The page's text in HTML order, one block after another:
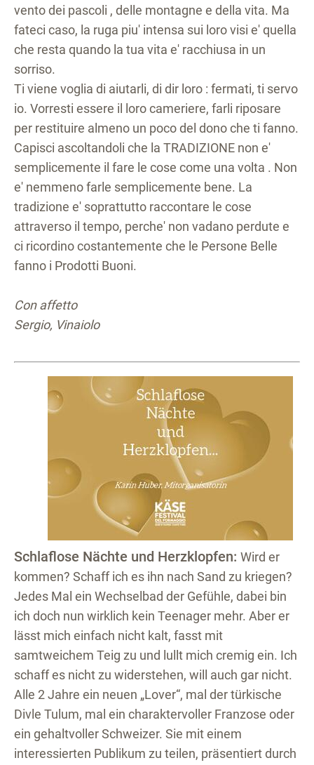
vento dei pascoli , delle montagne e della vita. Ma
fateci caso, la ruga piu' intensa sui loro visi e' quella
che resta quando la tua vita e' racchiusa in un
sorriso.
Ti viene voglia di aiutarli, di dir loro : fermati, ti servo
io. Vorresti essere il loro cameriere, farli riposare
per restituire almeno un poco del dono che ti fanno.
Capisci ascoltandoli che la TRADIZIONE non e'
semplicemente il fare le cose come una volta . Non
e' nemmeno farle semplicemente bene. La
tradizione e' soprattutto raccontare le cose
attraverso il tempo, perche' non vadano perdute e
ci ricordino costantemente che le Persone Belle
fanno i Prodotti Buoni.
Con affetto
Sergio, Vinaiolo
Schlaflose Nächte und Herzklopfen: Wird er
kommen? Schaff ich es ihn nach Sand zu kriegen?
Jedes Mal ein Wechselbad der Gefühle, dabei bin
ich doch nun wirklich kein Teenager mehr. Aber er
lässt mich einfach nicht kalt, fasst mit
samtweichem Teig zu und lullt mich cremig ein. Ich
schaff es nicht zu widerstehen, will auch gar nicht.
Alle 2 Jahre ein neuen „Lover“, mal der türkische
Divle Tulum, mal ein charaktervoller Franzose oder
ein gehaltvoller Schweizer. Sie mit einem
interessierten Publikum zu teilen, präsentiert durch